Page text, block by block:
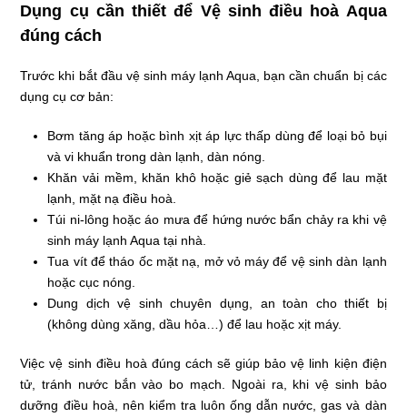
Dụng cụ cần thiết để Vệ sinh điều hoà Aqua
đúng cách
Trước khi bắt đầu vệ sinh máy lạnh Aqua, bạn cần chuẩn bị các
dụng cụ cơ bản:
Bơm tăng áp hoặc bình xịt áp lực thấp dùng để loại bỏ bụi
và vi khuẩn trong dàn lạnh, dàn nóng.
Khăn vải mềm, khăn khô hoặc giẻ sạch dùng để lau mặt
lạnh, mặt nạ điều hoà.
Túi ni-lông hoặc áo mưa để hứng nước bẩn chảy ra khi vệ
sinh máy lạnh Aqua tại nhà.
Tua vít để tháo ốc mặt nạ, mở vỏ máy để vệ sinh dàn lạnh
hoặc cục nóng.
Dung dịch vệ sinh chuyên dụng, an toàn cho thiết bị
(không dùng xăng, dầu hỏa…) để lau hoặc xịt máy.
Việc vệ sinh điều hoà đúng cách sẽ giúp bảo vệ linh kiện điện
tử, tránh nước bắn vào bo mạch. Ngoài ra, khi vệ sinh bảo
dưỡng điều hoà, nên kiểm tra luôn ống dẫn nước, gas và dàn